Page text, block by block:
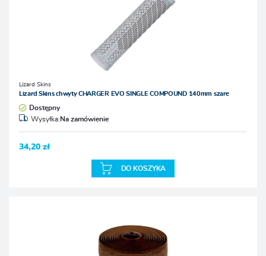
Lizard Skins
Lizard Skins chwyty CHARGER EVO SINGLE COMPOUND 140mm szare
Dostępny
Wysyłka:Na zamówienie
34,20 zł
DO KOSZYKA